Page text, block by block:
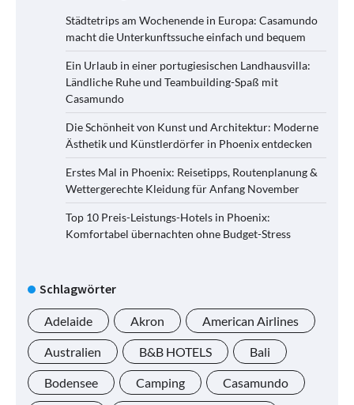
Städtetrips am Wochenende in Europa: Casamundo
macht die Unterkunftssuche einfach und bequem
Ein Urlaub in einer portugiesischen Landhausvilla:
Ländliche Ruhe und Teambuilding-Spaß mit
Casamundo
Die Schönheit von Kunst und Architektur: Moderne
Ästhetik und Künstlerdörfer in Phoenix entdecken
Erstes Mal in Phoenix: Reisetipps, Routenplanung &
Wettergerechte Kleidung für Anfang November
Top 10 Preis-Leistungs-Hotels in Phoenix:
Komfortabel übernachten ohne Budget-Stress
Schlagwörter
Adelaide Akron American Airlines
Australien B&B HOTELS Bali
Bodensee Camping Casamundo